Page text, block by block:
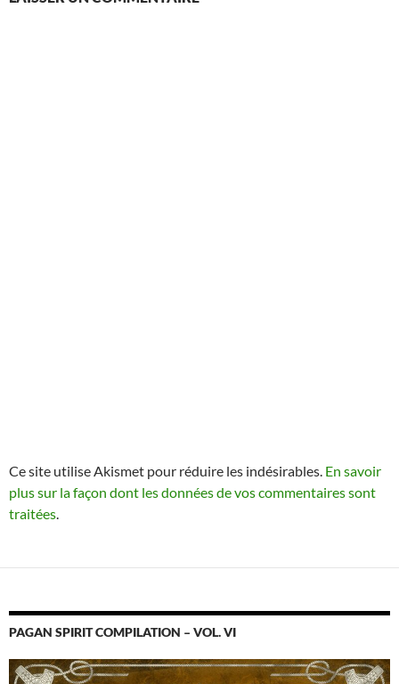
Ce site utilise Akismet pour réduire les indésirables. En savoir
plus sur la façon dont les données de vos commentaires sont
traitées.
PAGAN SPIRIT COMPILATION – VOL. VI